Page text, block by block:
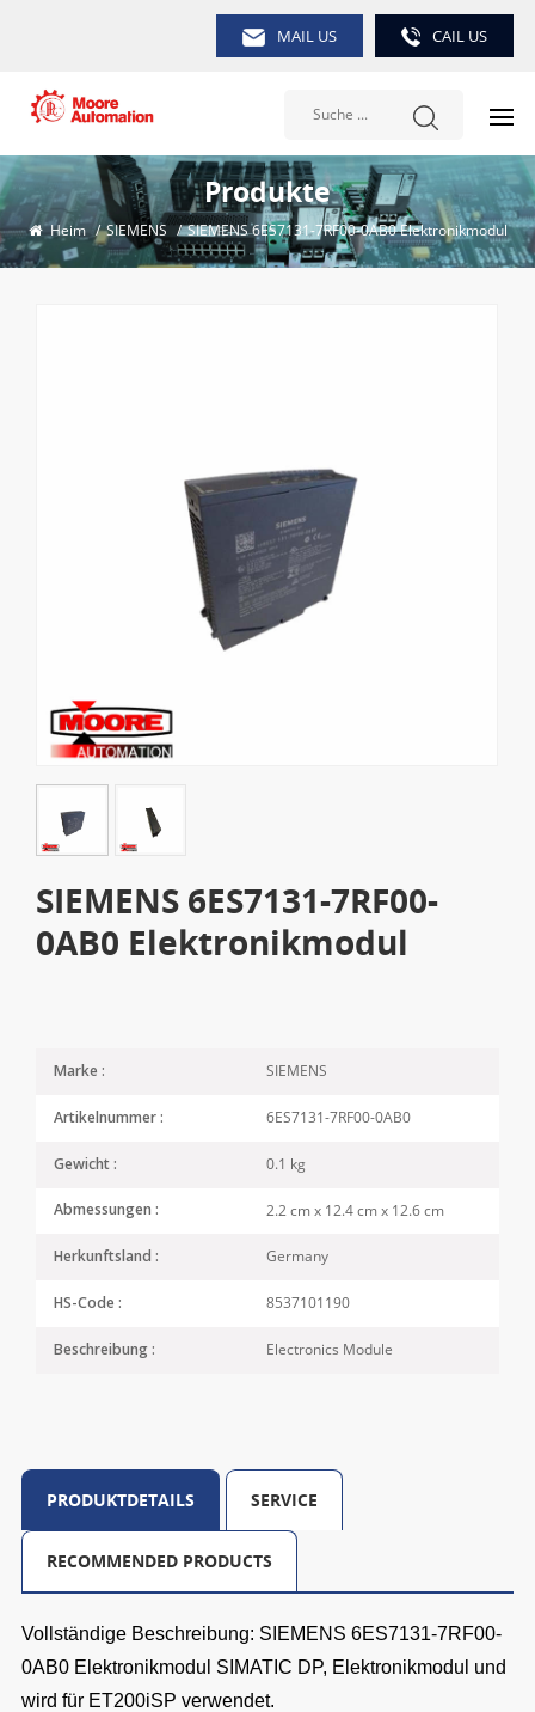
MAIL US CAIL US
Produkte
Heim / SIEMENS / SIEMENS 6ES7131-7RF00-0AB0 Elektronikmodul
SIEMENS 6ES7131-7RF00-
0AB0 Elektronikmodul
Marke : SIEMENS
Artikelnummer : 6ES7131-7RF00-0AB0
Gewicht : 0.1 kg
Abmessungen : 2.2 cm x 12.4 cm x 12.6 cm
Herkunftsland : Germany
HS-Code : 8537101190
Beschreibung : Electronics Module
PRODUKTDETAILS SERVICE
RECOMMENDED PRODUCTS
Vollständige Beschreibung: SIEMENS 6ES7131-7RF00-
0AB0 Elektronikmodul SIMATIC DP, Elektronikmodul und
wird für ET200iSP verwendet.